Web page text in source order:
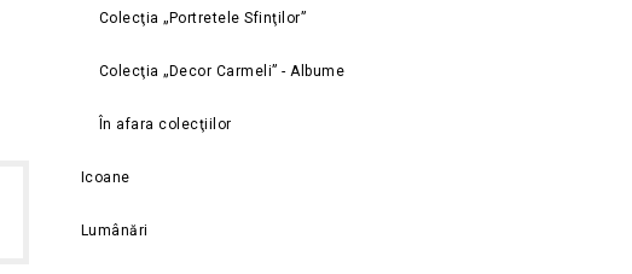
Colecţia „Portretele Sfinţilor”
Colecţia „Decor Carmeli” - Albume
În afara colecţiilor
Icoane
Lumânări